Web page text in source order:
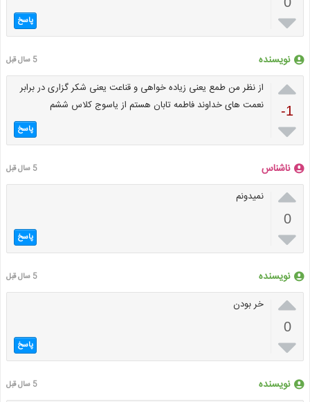
 پاسخ
نویسنده 5 سال قبل

-1

از نظر من طمع یعنی زیاده خواهی و قناعت یعنی شکر گزاری در برابر
نعمت های خداوند فاطمه تابان هستم از یاسوج کلاس ششم
پاسخ
ناشناس 5 سال قبل

0

نمیدونم
پاسخ
نویسنده 5 سال قبل

0

خر بودن
پاسخ
نویسنده 5 سال قبل